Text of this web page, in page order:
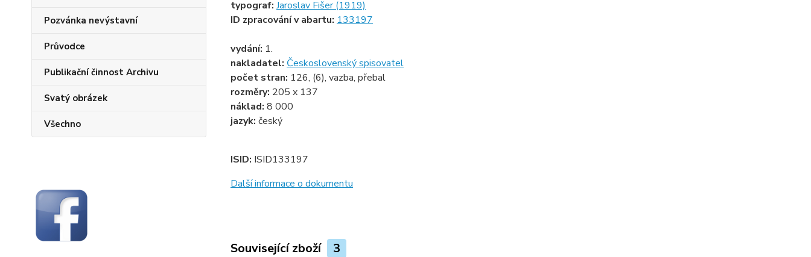
Pozvánka nevýstavní
Průvodce
Publikační činnost Archivu
Svatý obrázek
Všechno
typograf: Jaroslav Fišer (1919)
ID zpracování v abartu: 133197
vydání: 1.
nakladatel: Československý spisovatel
počet stran: 126, (6), vazba, přebal
rozměry: 205 x 137
náklad: 8 000
jazyk: český
ISID: ISID133197
Další informace o dokumentu
Související zboží 3